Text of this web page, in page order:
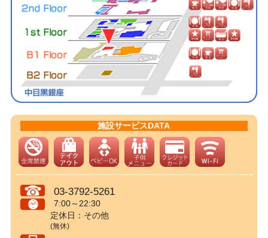
施設サービスDATA
03-3792-5261
7:00～22:30
定休日：その他
(無休)